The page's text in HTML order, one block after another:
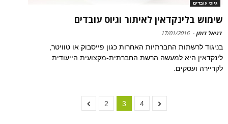
גיוס עובדים
שימוש בלינקדאין לאיתור וגיוס עובדים
דניאל דותן -
17/01/2016
בניגוד לרשתות החברתיות האחרות כגון פייסבוק או טוויטר,
לינקדאין היא למעשה הרשת החברתית-מקצועית הייעודית
לקריירה ועסקים.
2 3 4